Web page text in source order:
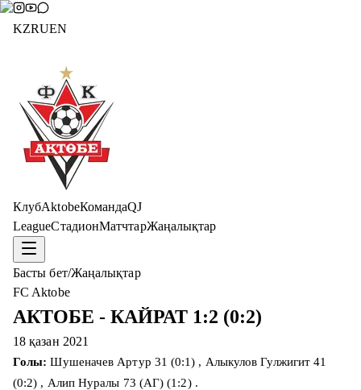
KZRUEN
КлубAktobeКомандаQJ
LeagueСтадионМатчтарЖаңалықтар
Басты бет/Жаңалықтар
FC Aktobe
АКТОБЕ - КАЙРАТ 1:2 (0:2)
18 қазан 2021
Голы: Шушеначев Артур 31 (0:1) , Алыкулов Гулжигит 41
(0:2) , Алип Нуралы 73 (АГ) (1:2) .